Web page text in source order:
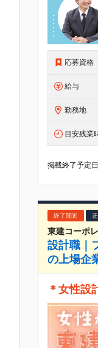
応募資格
給与
勤務地
目安残業
掲載終了予定
終了間近
東建コーポ
設計職｜
の上場企
＊女性設